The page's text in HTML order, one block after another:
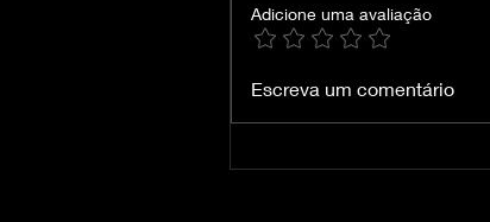
TODOS Homem-Aranha
Adicione uma avaliação
Escreva um comentário